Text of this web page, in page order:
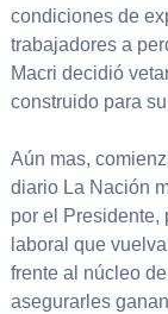
condiciones de
trabajadores a
Macri decidió
construido para
Aún mas,
diario La Nación
por el Presidente,
laboral que
frente al núcleo
asegurarles